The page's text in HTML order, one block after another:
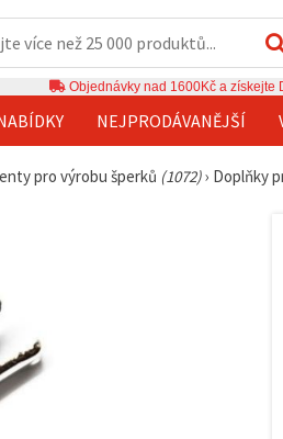
Objednávky nad 1600Kč a získejte
NEJPRODÁVANĚJŠÍ
pro výrobu šperků (1072)› Doplňky